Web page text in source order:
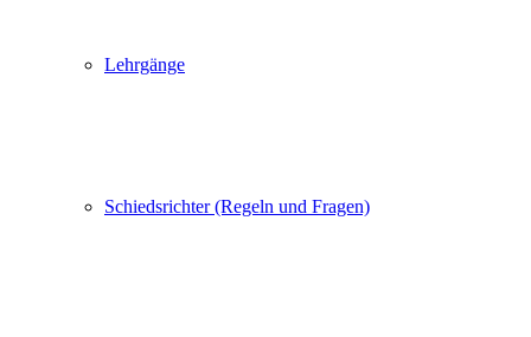
Lehrgänge
Schiedsrichter (Regeln und Fragen)